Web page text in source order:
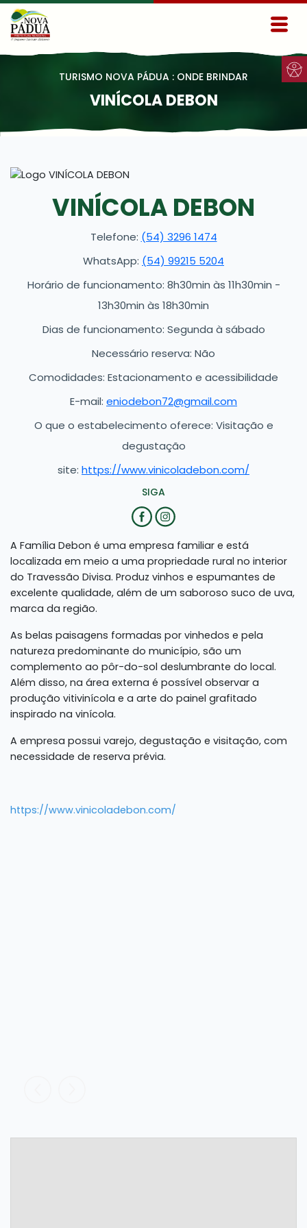
Ir para conteúdo principal
Conteúdo Menu
Conteúdo Principal
TURISMO NOVA PÁDUA : ONDE BRINDAR
VINÍCOLA DEBON
VINÍCOLA DEBON
Telefone: (54) 3296 1474
WhatsApp: (54) 99215 5204
Horário de funcionamento: 8h30min às 11h30min -
13h30min às 18h30min
Dias de funcionamento: Segunda à sábado
Necessário reserva: Não
Comodidades: Estacionamento e acessibilidade
E-mail: eniodebon72@gmail.com
O que o estabelecimento oferece: Visitação e
degustação
site: https://www.vinicoladebon.com/
SIGA
A Família Debon é uma empresa familiar e está
localizada em meio a uma propriedade rural no interior
do Travessão Divisa. Produz vinhos e espumantes de
excelente qualidade, além de um saboroso suco de uva,
marca da região.
As belas paisagens formadas por vinhedos e pela
natureza predominante do município, são um
complemento ao pôr-do-sol deslumbrante do local.
Além disso, na área externa é possível observar a
produção vitivinícola e a arte do painel grafitado
inspirado na vinícola.
A empresa possui varejo, degustação e visitação, com
necessidade de reserva prévia.
https://www.vinicoladebon.com/